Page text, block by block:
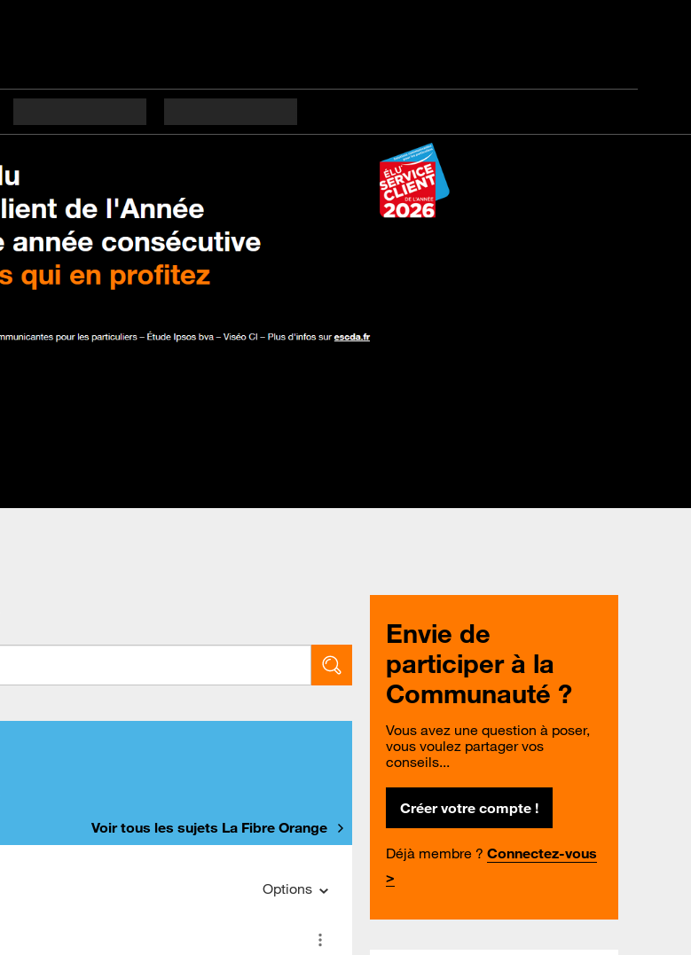
Voir tous les sujets La Fibre Orange
Options
Envie de
participer à la
Communauté ?
Vous avez une question à poser,
vous voulez partager vos
conseils...
Créer votre compte !
Déjà membre ? Connectez-vous
>